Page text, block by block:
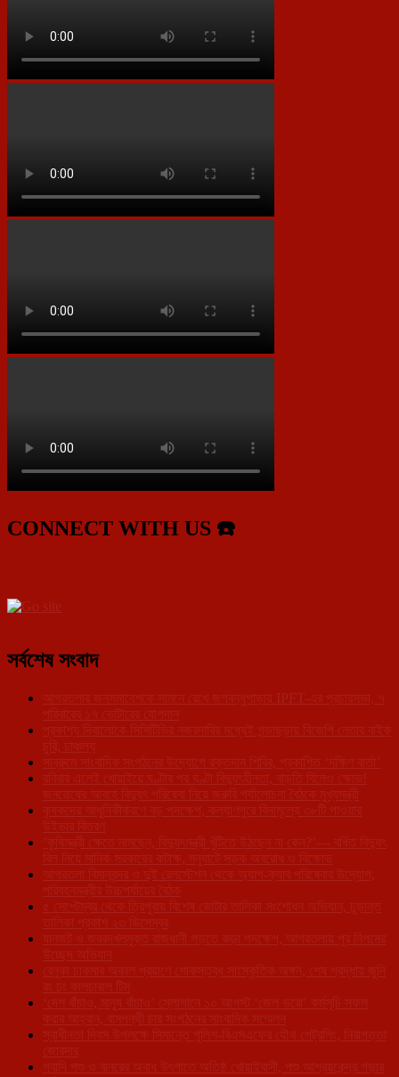
CONNECT WITH US ☎️
সর্বশেষ সংবাদ
আগরতলার জনসমাবেশকে সামনে রেখে জগবন্ধুপাড়ায় IPFT-এর প্রচারসভা, ৭
পরিবারের ১৭ ভোটারের যোগদান
প্রকাশ্য দিবালোকে সিসিটিভির নজরদারির মধ্যেই গন্ডাছড়ায় বিজেপি নেতার বাইক
চুরি, চাঞ্চল্য
সাব্রুমে সাংবাদিক সংগঠনের উদ্যোগে রক্তদান শিবির, প্রকাশিত ‘দক্ষিণ বার্তা’
রবিবার এলেই খোয়াইয়ে ঘণ্টার পর ঘণ্টা বিদ্যুৎহীনতা, বাড়তি বিলেও ক্ষোভ!
জনরোষের আবহে বিদ্যুৎ পরিষেবা নিয়ে জরুরি পর্যালোচনা বৈঠকে মুখ্যমন্ত্রী
কৃষকদের আধুনিকীকরণে বড় পদক্ষেপ, কল্যাণপুরে বিনামূল্যে ৩৮টি পাওয়ার
উইডার বিতরণ
‘কৃষিমন্ত্রী ক্ষেতে নামছেন, বিদ্যুৎমন্ত্রী খুঁটিতে উঠছেন না কেন?’— বর্ধিত বিদ্যুৎ
বিল নিয়ে মানিক সরকারের কটাক্ষ, মনুঘাটে সড়ক অবরোধ ও বিক্ষোভ
আগরতলা বিমানবন্দর ও দুই রেলস্টেশন থেকে অ্যাপ-ক্যাব পরিষেবার উদ্যোগ,
পরিবহনমন্ত্রীর উচ্চপর্যায়ের বৈঠক
৫ সেপ্টেম্বর থেকে ত্রিপুরায় বিশেষ ভোটার তালিকা সংশোধন অভিযান, চূড়ান্ত
তালিকা প্রকাশ ২৩ ডিসেম্বর
যানজট ও জবরদখলমুক্ত রাজধানী গড়তে কড়া পদক্ষেপ, আগরতলায় পুর নিগমের
উচ্ছেদ অভিযান
রেনুকা চাকমার অকাল প্রয়াণে শোকস্তব্ধ সাংস্কৃতিক অঙ্গন, শেষ শ্রদ্ধায় জুনি
রং ঢং কালচারাল টিম
‘দেশ বাঁচাও, মানুষ বাঁচাও’ স্লোগানে ১০ আগস্ট ‘জেল ভরো’ কর্মসূচি সফল
করার আহ্বান, বামপন্থী চার সংগঠনের সাংবাদিক সম্মেলন
স্বাধীনতা দিবস উপলক্ষে সিমান্তে পুলিশ-বিএসএফের যৌথ পেট্রলিং, নিরাপত্তা
জোরদার
গবাদি পশু ও বানরের অবাধ উৎপাতে অতিষ্ঠ খোয়াইবাসী, পশু আশ্রয়কেন্দ্র গড়ার